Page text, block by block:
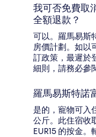
我可否免費取
全額退款？
可以。羅馬易斯
房價計劃。如以
訂政策，最遲於
細則，請務必參
羅馬易斯特諾
是的，寵物可入
公斤。此住宿收
EUR15 的按金。